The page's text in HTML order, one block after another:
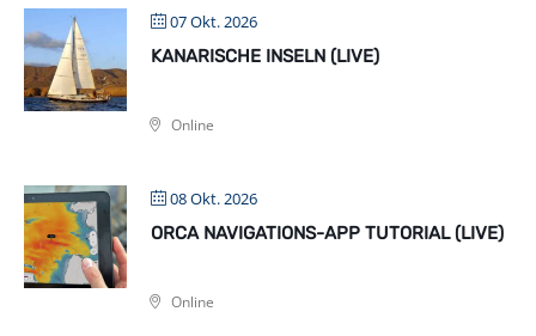
07 Okt. 2026
KANARISCHE INSELN (LIVE)
Online
08 Okt. 2026
ORCA NAVIGATIONS-APP TUTORIAL (LIVE)
Online